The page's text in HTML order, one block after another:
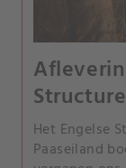
Het Engelse
Paaseiland